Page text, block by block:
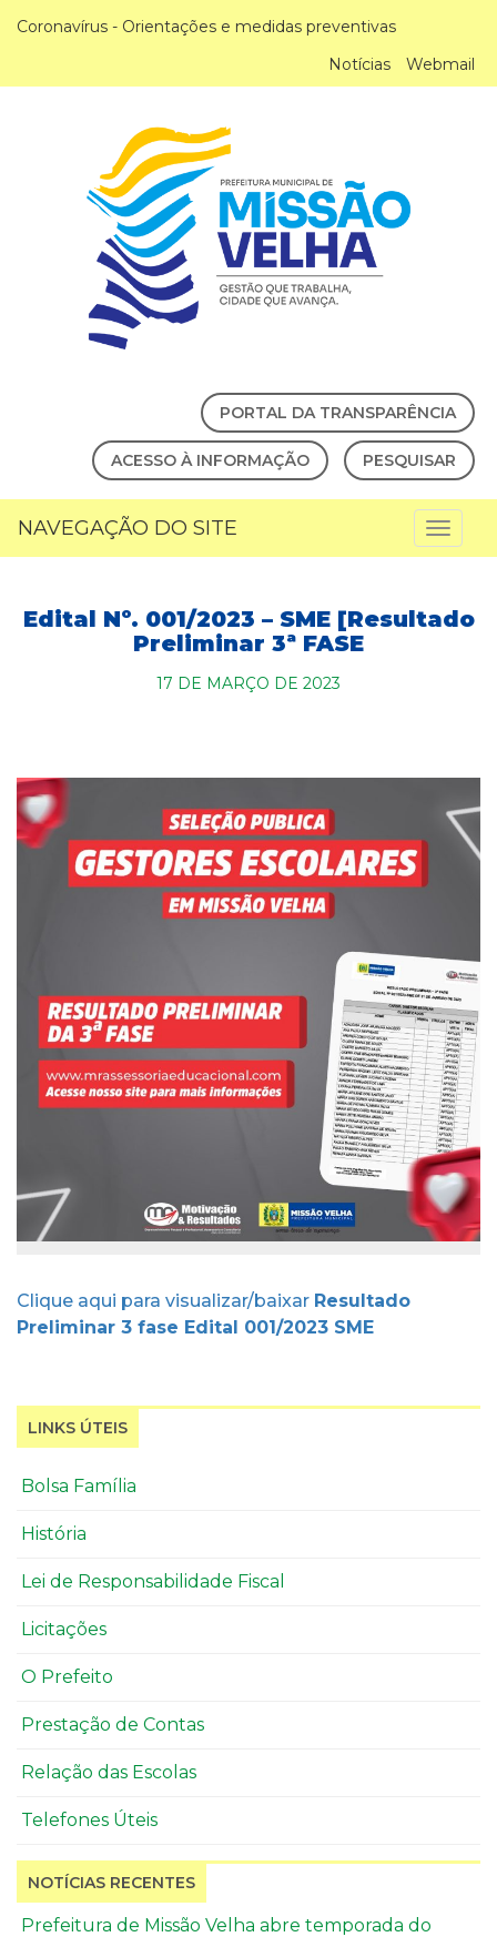
Coronavírus - Orientações e medidas preventivas
Notícias
Webmail
PORTAL DA TRANSPARÊNCIA
ACESSO À INFORMAÇÃO PESQUISAR
NAVEGAÇÃO DO SITE
Edital Nº. 001/2023 – SME [Resultado
Preliminar 3ª FASE
17 DE MARÇO DE 2023
Clique aqui para visualizar/baixar Resultado
Preliminar 3 fase Edital 001/2023 SME
LINKS ÚTEIS
Bolsa Família
História
Lei de Responsabilidade Fiscal
Licitações
O Prefeito
Prestação de Contas
Relação das Escolas
Telefones Úteis
NOTÍCIAS RECENTES
Prefeitura de Missão Velha abre temporada do